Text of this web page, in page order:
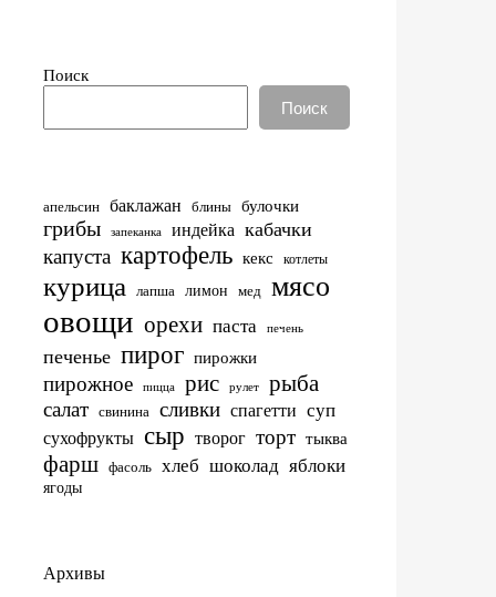
Поиск
Поиск
апельсин баклажан блины булочки
грибы запеканка индейка кабачки
капуста картофель кекс котлеты
курица лапша лимон мед мясо
овощи орехи паста печень
печенье пирог пирожки
пирожное пицца рис рулет рыба
салат свинина сливки спагетти суп
сухофрукты сыр творог торт тыква
фарш фасоль хлеб шоколад яблоки
ягоды
Архивы